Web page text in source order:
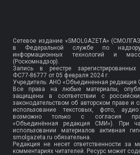
Сетевое издание «SMOLGAZETA»
в Федеральной службе по
информационных технологий и
(Роскомнадзор).
Запись в реестре
ФС77-86777 от 05 февраля 2024 г.
Учредитель: АНО «Объединенная редакция
Все права на любые материалы,
защищены в соответствии с
законодательством об авторском праве и
использование текстовых, фото,
возможно только с согласия
«Объединённая редакция СМИ»). При
использовании материалов активная
smolgazeta.ru обязательна.
Редакция не несет ответственности за
комментариях читателей. Ресурс может